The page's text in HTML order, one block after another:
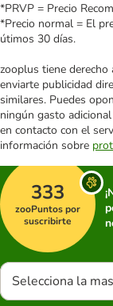
*PRVP = Precio
*Precio normal = El
útimos 30 días.
zooplus tiene derecho
enviarte publicidad
similares. Puedes
ningún gasto
en contacto con el
información sobre
333
zooPuntos por
suscribirte
Selecciona la